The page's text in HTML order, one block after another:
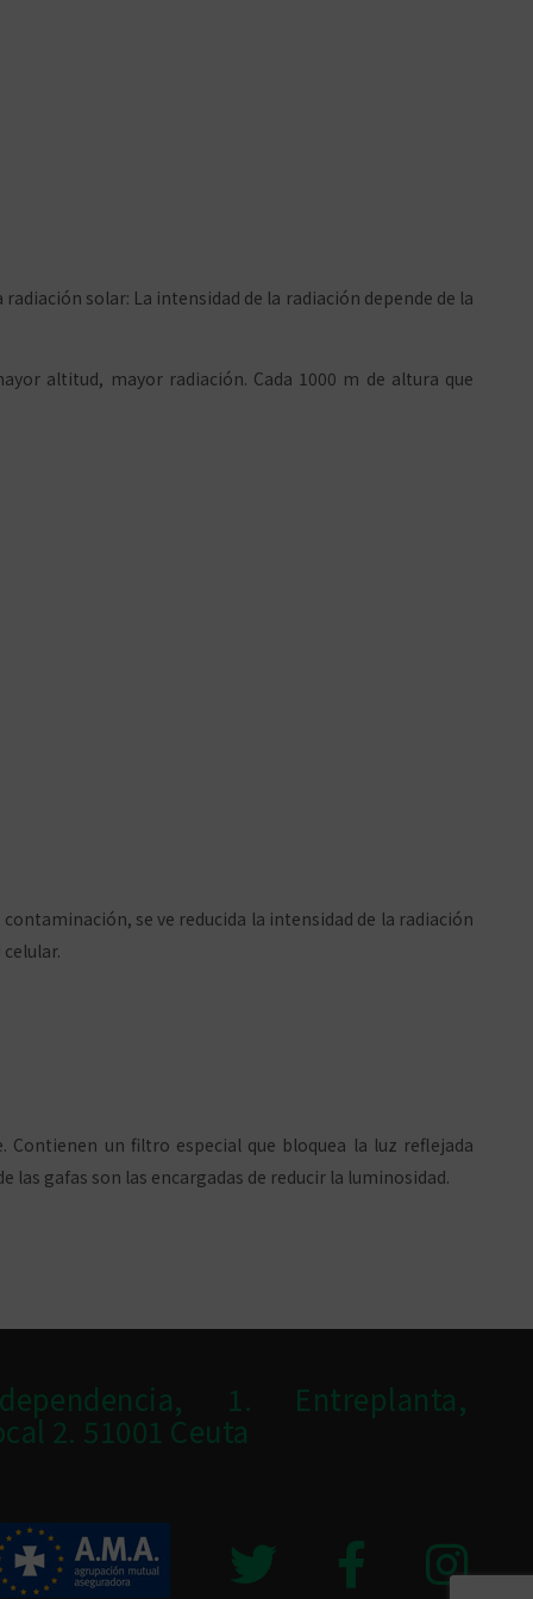
solar: La intensidad de la radiación depende de la
altitud, mayor radiación. Cada 1000 m de altura que
se ve reducida la intensidad de la radiación
un filtro especial que bloquea la luz reflejada
gafas son las encargadas de reducir la luminosidad.
1. Entreplanta,
2. 51001 Ceuta